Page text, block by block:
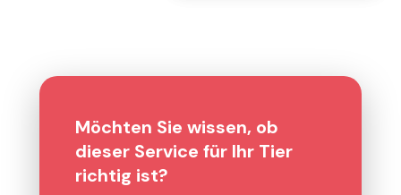
Möchten Sie wissen, ob
dieser Service für Ihr Tier
richtig ist?